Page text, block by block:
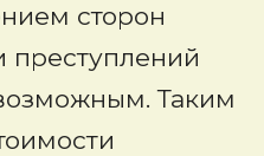
сторон
преступлений
Таким